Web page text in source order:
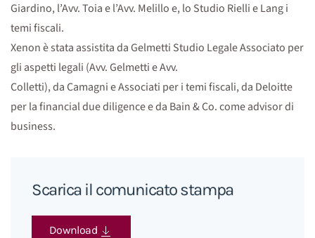
Giardino, l’Avv. Toia e l’Avv. Melillo e, lo Studio Rielli e Lang i
temi fiscali.
Xenon è stata assistita da Gelmetti Studio Legale Associato per
gli aspetti legali (Avv. Gelmetti e Avv.
Colletti), da Camagni e Associati per i temi fiscali, da Deloitte
per la financial due diligence e da Bain & Co. come advisor di
business.
Scarica il comunicato stampa
Download